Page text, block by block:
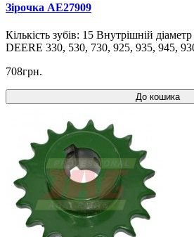
Зірочка AE27909
Кількість зубів: 15 Внутрішній
DEERE 330, 530, 730, 925, 935, 945,
708грн.
До кошика